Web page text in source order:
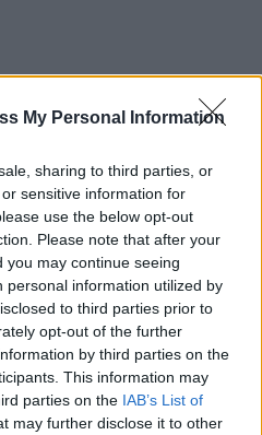
My Personal Information
sharing to third parties, or
sensitive information for
use the below opt-out
Please note that after your
may continue seeing
personal information utilized by
to third parties prior to
opt-out of the further
by third parties on the
This information may
parties on the IAB’s List of
may further disclose it to other
είναι
βάρδιες, με ελλιπές
και άδειες και από
τους.
οι